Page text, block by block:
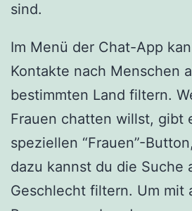
sind.
Im Menü der Chat-App
Kontakte nach Menschen
bestimmten Land filtern.
Frauen chatten willst, gibt
speziellen “Frauen”-
dazu kannst du die Suche
Geschlecht filtern. Um mit